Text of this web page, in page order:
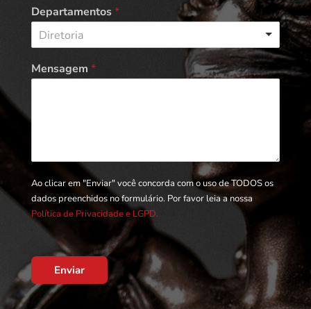
Departamentos*
Diretoria
Mensagem *
Ao clicar em "Enviar" você concorda com o uso de TODOS os
dados preenchidos no formulário. Por favor leia a nossa
Política de Privacidade e LGPD.
Enviar